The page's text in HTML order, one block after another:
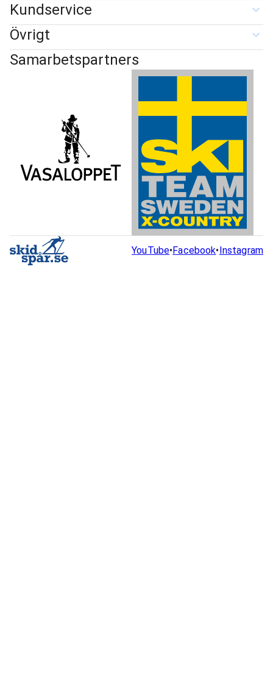
Kundservice
Övrigt
Samarbetspartners
YouTube•Facebook•Instagram